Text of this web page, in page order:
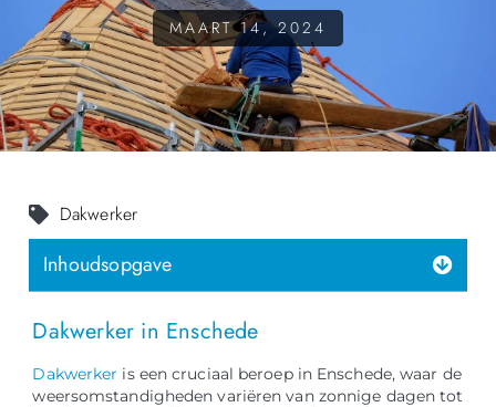
MAART 14, 2024
Dakwerker in Enschede
Dakwerker is een cruciaal beroep in Enschede, waar de
weersomstandigheden variëren van zonnige dagen tot
Dakwerker
Inhoudsopgave